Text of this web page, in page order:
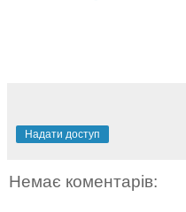
Надати доступ
Немає коментарів: